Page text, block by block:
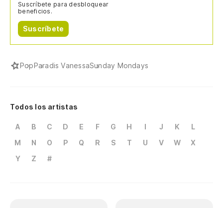
Suscríbete para desbloquear
beneficios.
Suscríbete
PopParadis VanessaSunday Mondays
Todos los artistas
A B C D E F G H I J K
L
M
N O P Q R S T U V W
X
Y
Z #